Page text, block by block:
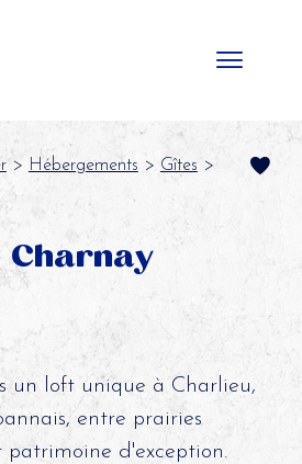
> Hébergements > Gîtes >
Charnay
un loft unique à Charlieu,
entre prairies
patrimoine d'exception.
cookies